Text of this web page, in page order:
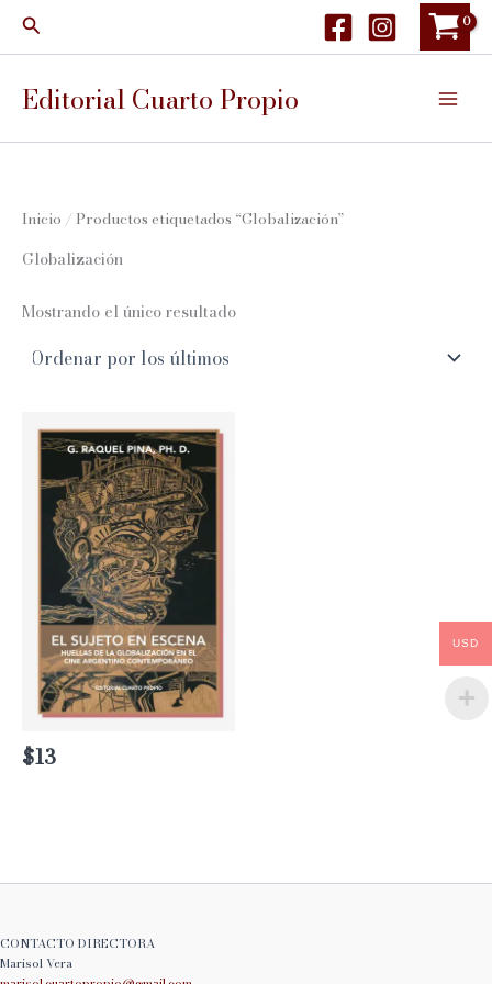
Buscar
Editorial Cuarto Propio
Inicio / Productos etiquetados “Globalización”
Globalización
Mostrando el único resultado
$13
CONTACTO DIRECTORA
Marisol Vera
USD